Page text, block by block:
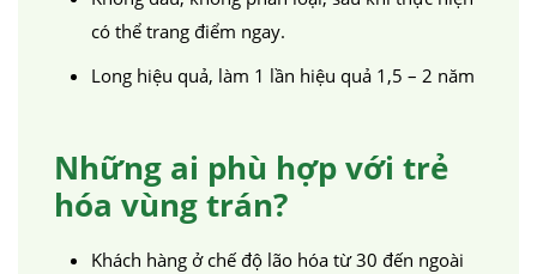
có thể trang điểm ngay.
Long hiệu quả, làm 1 lần hiệu quả 1,5 – 2 năm
Những ai phù hợp với trẻ
hóa vùng trán?
Khách hàng ở chế độ lão hóa từ 30 đến ngoài